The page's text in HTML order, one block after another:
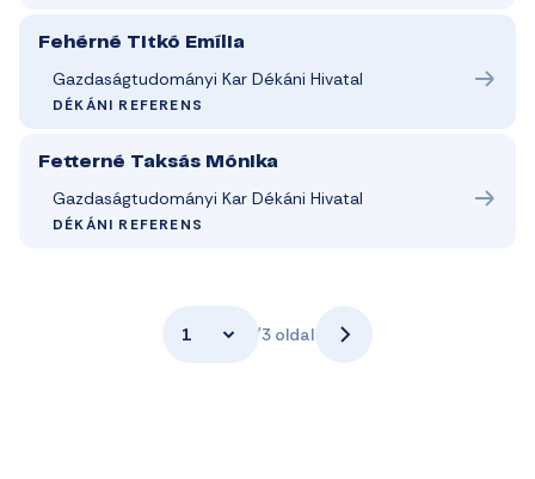
Fehérné Titkó Emília
Gazdaságtudományi Kar Dékáni Hivatal
DÉKÁNI REFERENS
Fetterné Taksás Mónika
Gazdaságtudományi Kar Dékáni Hivatal
DÉKÁNI REFERENS
1 /3 oldal